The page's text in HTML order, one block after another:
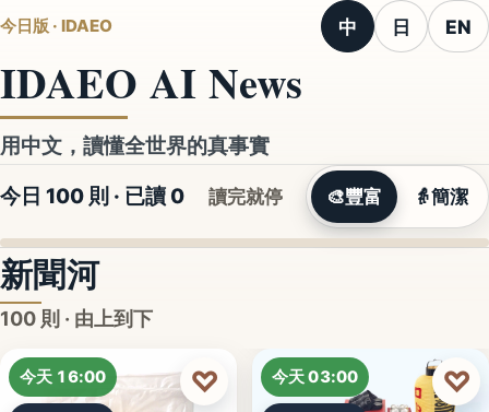
今日版 · IDAEO 中 日 EN
IDAEO AI News
用中文，讀懂全世界的真事實
今日 100 則 · 已讀 0 讀完就停 🎨豐富 👵簡潔
新聞河
100 則 · 由上到下
今天 16:00 ♡ 今天 03:00 ♡